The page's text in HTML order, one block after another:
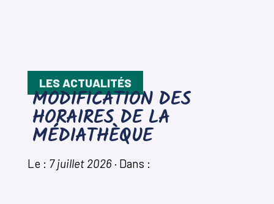
LES ACTUALITÉS
MODIFICATION DES
HORAIRES DE LA
MÉDIATHÈQUE
Le : 7 juillet 2026· Dans :